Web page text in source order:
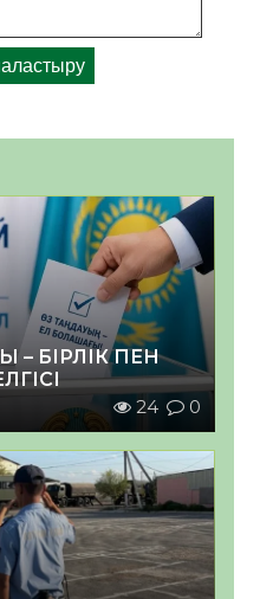
– БІРЛІК ПЕН
24 0